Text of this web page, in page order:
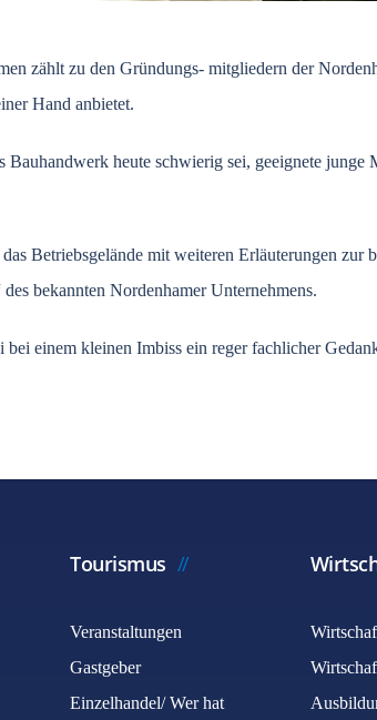
zählt zu den Gründungs- mitgliedern der
Hand anbietet.
heute schwierig sei, geeignete
Betriebsgelände mit weiteren Erläuterungen
bekannten Nordenhamer Unternehmens.
einem kleinen Imbiss ein reger fachlicher
Tourismus
Veranstaltungen
Gastgeber
Einzelhandel/ Wer hat